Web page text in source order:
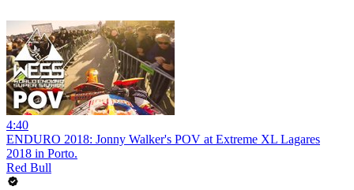
4:40
ENDURO 2018: Jonny Walker's POV at Extreme XL Lagares
2018 in Porto.
Red Bull